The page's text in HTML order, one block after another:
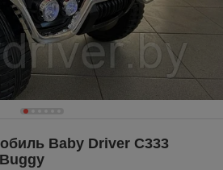
Baby Driver C333